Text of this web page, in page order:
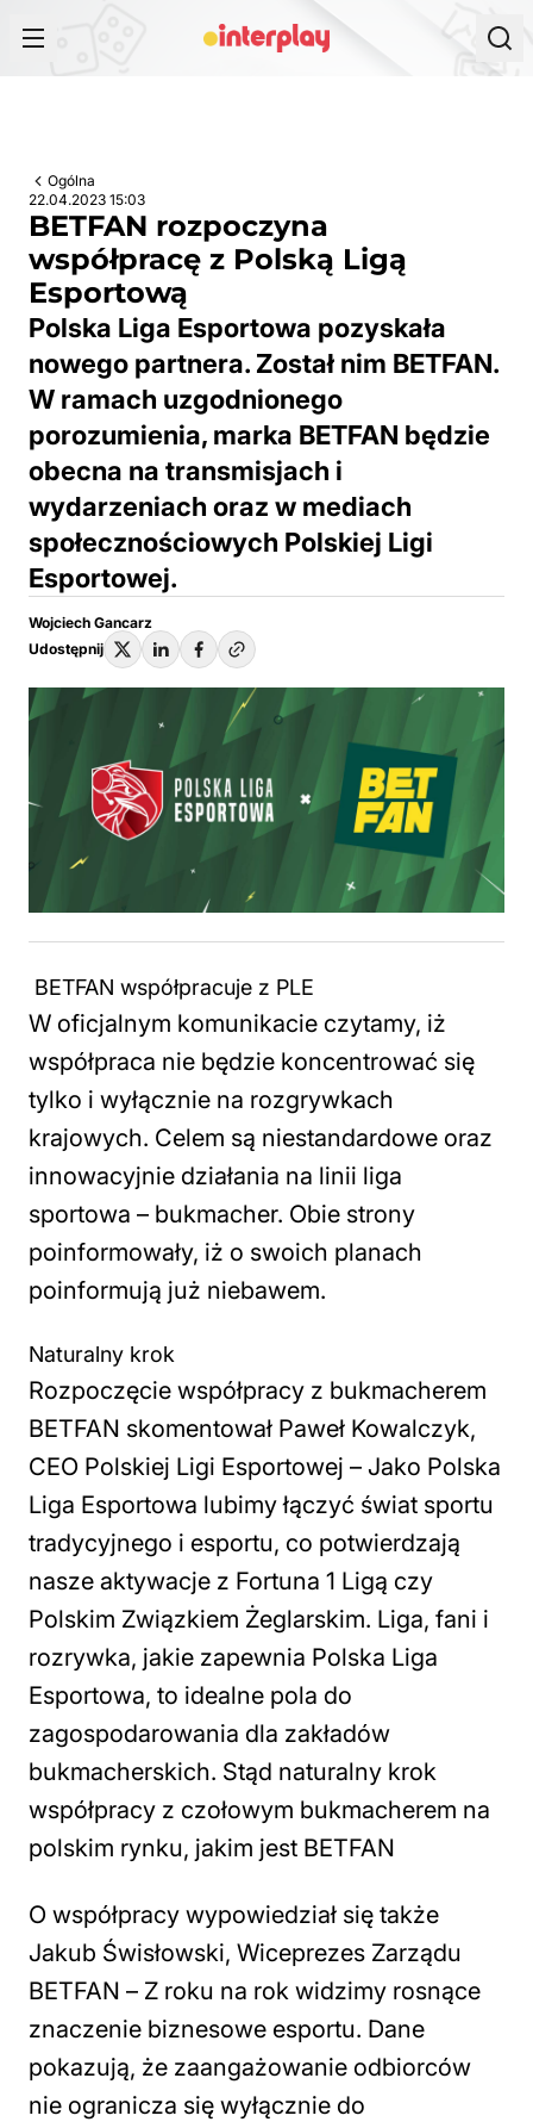
Ogólna
22.04.2023 15:03
BETFAN rozpoczyna
współpracę z Polską Ligą
Esportową
Polska Liga Esportowa pozyskała
nowego partnera. Został nim BETFAN.
W ramach uzgodnionego
porozumienia, marka BETFAN będzie
obecna na transmisjach i
wydarzeniach oraz w mediach
społecznościowych Polskiej Ligi
Esportowej.
Wojciech Gancarz
Udostępnij
BETFAN współpracuje z PLE
W oficjalnym komunikacie czytamy, iż
współpraca nie będzie koncentrować się
tylko i wyłącznie na rozgrywkach
krajowych. Celem są niestandardowe oraz
innowacyjnie działania na linii liga
sportowa – bukmacher. Obie strony
poinformowały, iż o swoich planach
poinformują już niebawem.
Naturalny krok
Rozpoczęcie współpracy z bukmacherem
BETFAN skomentował Paweł Kowalczyk,
CEO Polskiej Ligi Esportowej – Jako Polska
Liga Esportowa lubimy łączyć świat sportu
tradycyjnego i esportu, co potwierdzają
nasze aktywacje z Fortuna 1 Ligą czy
Polskim Związkiem Żeglarskim. Liga, fani i
rozrywka, jakie zapewnia Polska Liga
Esportowa, to idealne pola do
zagospodarowania dla zakładów
bukmacherskich. Stąd naturalny krok
współpracy z czołowym bukmacherem na
polskim rynku, jakim jest BETFAN
O współpracy wypowiedział się także
Jakub Świsłowski, Wiceprezes Zarządu
BETFAN – Z roku na rok widzimy rosnące
znaczenie biznesowe esportu. Dane
pokazują, że zaangażowanie odbiorców
nie ogranicza się wyłącznie do